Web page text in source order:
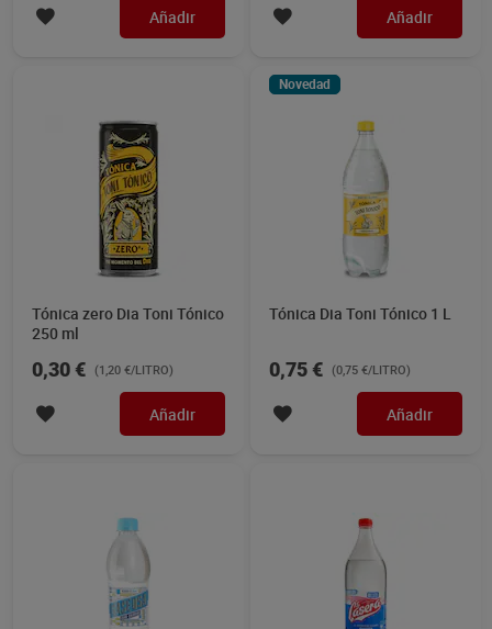
Añadir Añadir
Tónica zero Dia Toni Tónico
250 ml
0,30 € (1,20 €/LITRO)
Añadir
Novedad
Tónica Dia Toni Tónico 1 L
0,75 € (0,75 €/LITRO)
Añadir